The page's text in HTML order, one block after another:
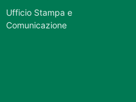
Ufficio Stampa e
Comunicazione